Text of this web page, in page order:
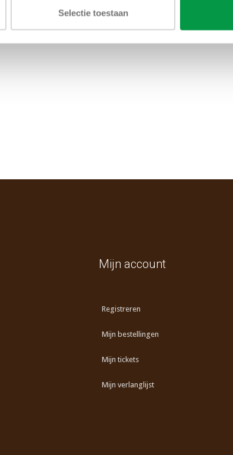
Selectie toestaan
Mijn account
Registreren
Mijn bestellingen
Mijn tickets
Mijn verlanglijst